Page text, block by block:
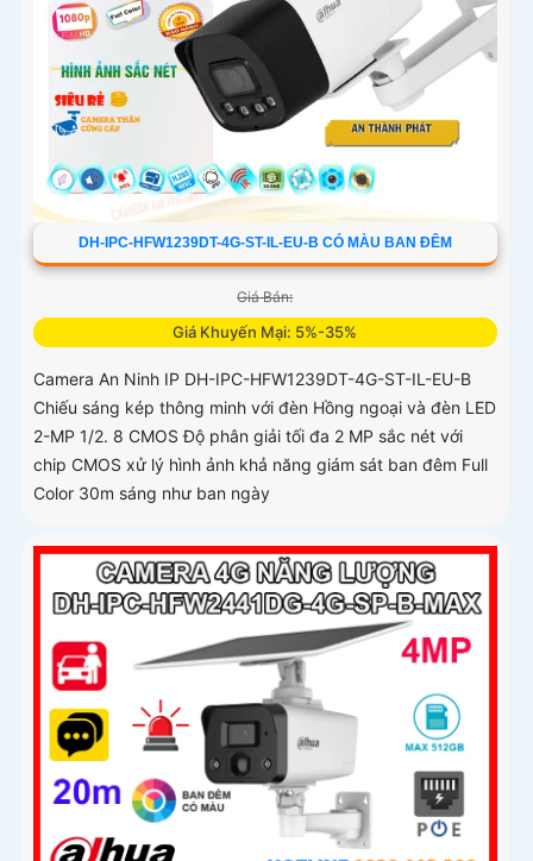
DH-IPC-HFW1239DT-4G-ST-IL-EU-B CÓ MÀU BAN ĐÊM
Giá Bán:
Giá Khuyến Mại: 5%-35%
Camera An Ninh IP DH-IPC-HFW1239DT-4G-ST-IL-EU-B
Chiếu sáng kép thông minh với đèn Hồng ngoại và đèn LED
2-MP 1/2. 8 CMOS Độ phân giải tối đa 2 MP sắc nét với
chip CMOS xử lý hình ảnh khả năng giám sát ban đêm Full
Color 30m sáng như ban ngày